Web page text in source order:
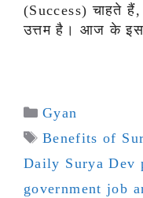
(Success) चाहते
उत्तम है। आज के
Categories
Gyan
Tags
Benefits of
Daily Surya Dev
government job